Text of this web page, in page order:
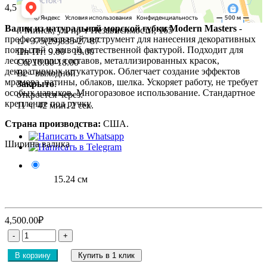
г. Минск, ул. пр-т Независимости, 165
т. +375(29)835-27-87
Пн-Пт: 9.00 - 19.00
Сб: 10.00-18.00
Вс - выходной
Закрыто.
откроется через:
11 ч. 42 мин. 1 сек.
+7(495)227-03-82
4,500.00₽
Валик из натуральной морской губки Modern Masters -
профессиональный инструмент для нанесения декоративных
покрытий с живой, естественной фактурой. Подходит для
лессирующих составов, металлизированных красок,
декоративных штукатурок. Облегчает создание эффектов
мрамора, патины, облаков, шелка. Ускоряет работу, не требует
особых навыков. Многоразовое использование. Стандартное
крепление под ручку.
Страна производства: США.
Ширина валика
15.24 см
4,500.00₽
В корзину Купить в 1 клик